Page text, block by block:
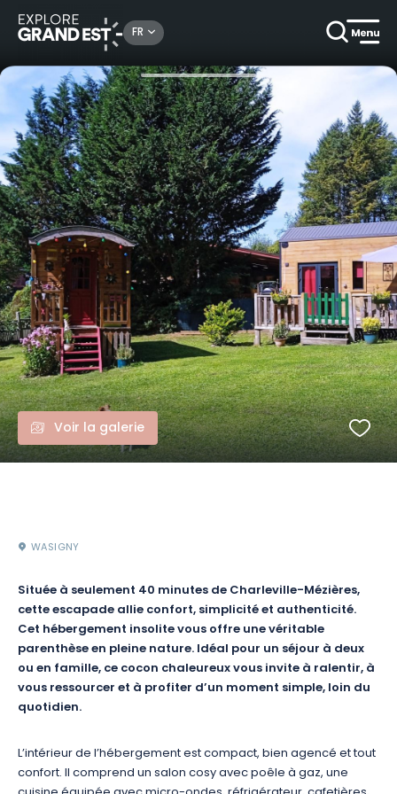
FR
Nuits insolites Tiny House Somniflore : Séjour insolite dans les Ardennes
Voir la galerie
WASIGNY
Située à seulement 40 minutes de Charleville-Mézières,
cette escapade allie confort, simplicité et authenticité.
Cet hébergement insolite vous offre une véritable
parenthèse en pleine nature. Idéal pour un séjour à deux
ou en famille, ce cocon chaleureux vous invite à ralentir, à
vous ressourcer et à profiter d’un moment simple, loin du
quotidien.
L’intérieur de l’hébergement est compact, bien agencé et tout
confort. Il comprend un salon cosy avec poêle à gaz, une